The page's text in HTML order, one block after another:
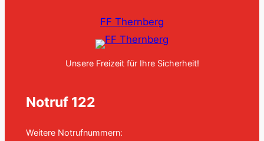
FF Thernberg
Unsere Freizeit für Ihre Sicherheit!
Notruf 122
Weitere Notrufnummern: